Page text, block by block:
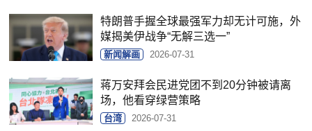
特朗普手握全球最强军力却无计可施，外
媒揭美伊战争“无解三选一”
新闻解画 2026-07-31
蒋万安拜会民进党团不到20分钟被请离
场，他看穿绿营策略
台湾 2026-07-31